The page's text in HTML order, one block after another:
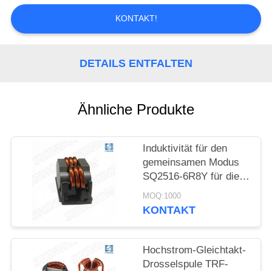
RECHTSSACHEN
ANFORDERN
POLICY
KONTAKT!
DETAILS ENTFALTEN
Ähnliche Produkte
Induktivität für den
gemeinsamen Modus
SQ2516-6R8Y für die
EMI-Filterung von
SMPS- und
MOQ:1000
KONTAKT
Hochstrom-Gleichtakt-
Drosselspule TRF-